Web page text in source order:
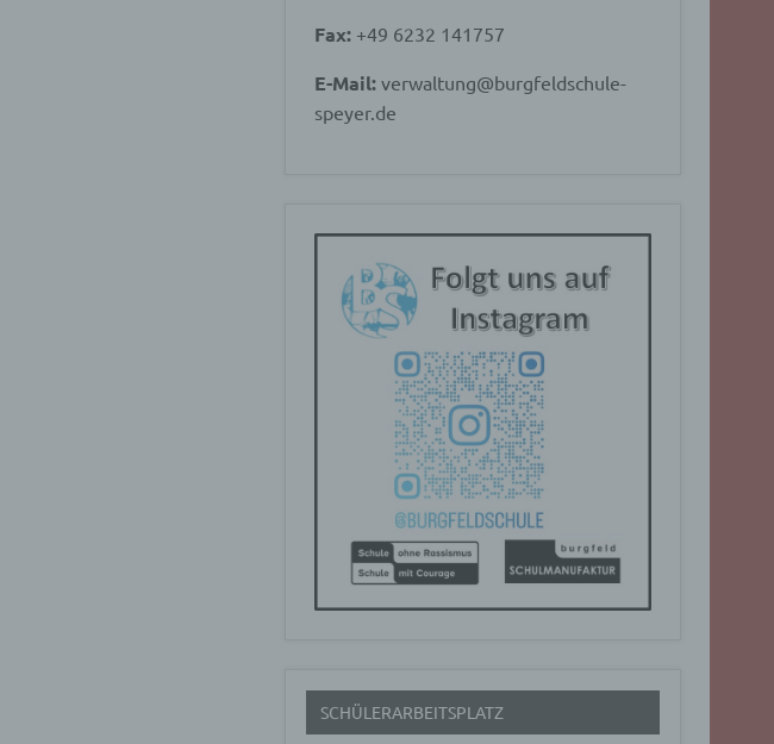
Fax: +49 6232 141757
E-Mail: verwaltung@burgfeldschule-
speyer.de
SCHÜLERARBEITSPLATZ